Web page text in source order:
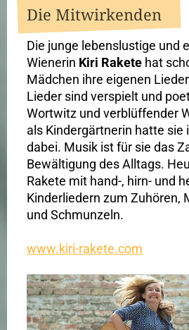
Die Mitwirkenden
Die junge lebenslustige und
Wienerin Kiri Rakete hat
Mädchen ihre eigenen
Lieder sind verspielt und
Wortwitz und verblüffender
als Kindergärtnerin hatte sie
dabei. Musik ist für sie das
Bewältigung des Alltags.
Rakete mit hand-, hirn- und
Kinderliedern zum Zuhören,
und Schmunzeln.
www.kiri-rakete.com